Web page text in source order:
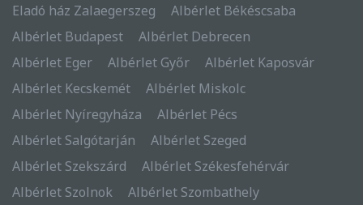
Eladó ház Zalaegerszeg
Albérlet Békéscsaba
Albérlet Budapest
Albérlet Debrecen
Albérlet Eger
Albérlet Győr
Albérlet Kaposvár
Albérlet Kecskemét
Albérlet Miskolc
Albérlet Nyíregyháza
Albérlet Pécs
Albérlet Salgótarján
Albérlet Szeged
Albérlet Szekszárd
Albérlet Székesfehérvár
Albérlet Szolnok
Albérlet Szombathely